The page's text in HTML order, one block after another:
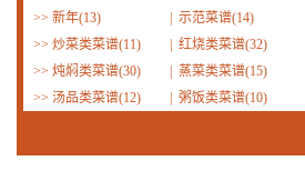
>> 新年(13)
示范菜谱(14)
>> 炒菜类菜谱(11)
红烧类菜谱(32)
>> 炖焖类菜谱(30)
蒸菜类菜谱(15)
>> 汤品类菜谱(12) 粥饭类菜谱(10)